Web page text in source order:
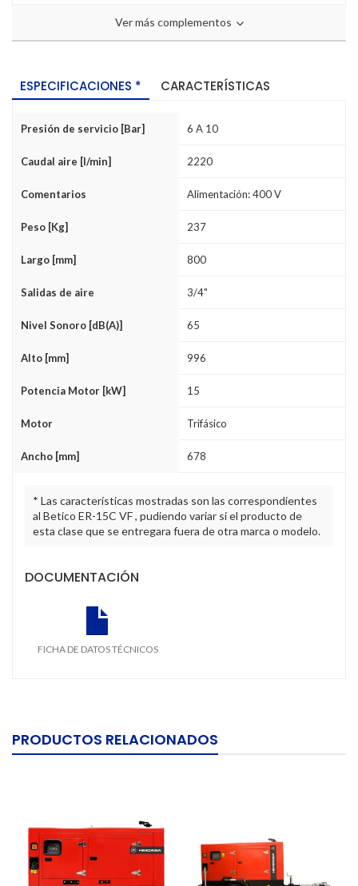
Ver más complementos
ESPECIFICACIONES * CARACTERÍSTICAS
Presión de servicio [Bar] 6 A 10
Caudal aire [l/min] 2220
Comentarios Alimentación: 400 V
Peso [Kg] 237
Largo [mm] 800
Salidas de aire 3/4"
Nivel Sonoro [dB(A)] 65
Alto [mm] 996
Potencia Motor [kW] 15
Motor Trifásico
Ancho [mm] 678
* Las características mostradas son las correspondientes
al Betico ER-15C VF , pudiendo variar si el producto de
esta clase que se entregara fuera de otra marca o modelo.
DOCUMENTACIÓN
FICHA DE DATOS TÉCNICOS
PRODUCTOS RELACIONADOS